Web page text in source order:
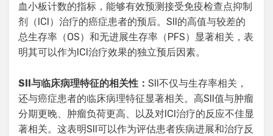
血小板计数的指标，能够有效预测接受免疫检查点抑制
剂（ICI）治疗的癌症患者的预后。SII的高值与较差的
总生存率（OS）和无进展生存率（PFS）显著相关，表
明其可以作为ICI治疗效果的独立预后因素。
SII与临床病理特征的相关性： SII不仅与生存率相关，
还与癌症患者的临床病理特征显著相关。高SII值与肿瘤
分期更晚、肿瘤负荷更高、以及对ICI治疗的反应不佳显
著相关。这表明SII可以作为评估患者疾病进展和治疗反